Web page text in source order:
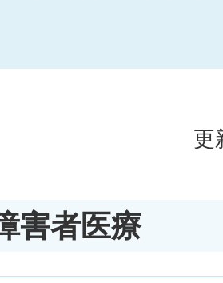
更
害者医療